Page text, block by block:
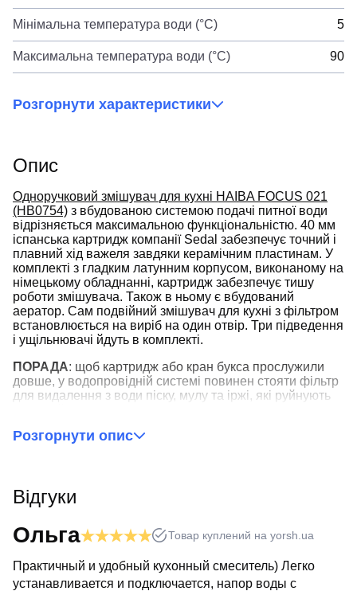
Мінімальна температура води (°C) 5
Максимальна температура води (°C) 90
Розгорнути характеристики
Опис
Одноручковий змішувач для кухні HAIBA FOCUS 021
(HB0754) з вбудованою системою подачі питної води
відрізняється максимальною функціональністю. 40 мм
іспанська картридж компанії Sedal забезпечує точний і
плавний хід важеля завдяки керамічним пластинам. У
комплекті з гладким латунним корпусом, виконаному на
німецькому обладнанні, картридж забезпечує тишу
роботи змішувача. Також в ньому є вбудований
аератор. Сам подвійний змішувач для кухні з фільтром
встановлюється на виріб на один отвір. Три підведення
і ущільнювачі йдуть в комплекті.
ПОРАДА: щоб картридж або кран букса прослужили
довше, у водопровідній системі повинен стояти фільтр
для видалення з води піску, мулу та іржі, які руйнують
При отриманні обов'язково перевіряйте відповідність
по телефону для оперативного вирішення питання.
Розгорнути опис
Відгуки
Ольга Товар куплений на yorsh.ua
Практичный и удобный кухонный смеситель) Легко
устанавливается и подключается, напор воды с